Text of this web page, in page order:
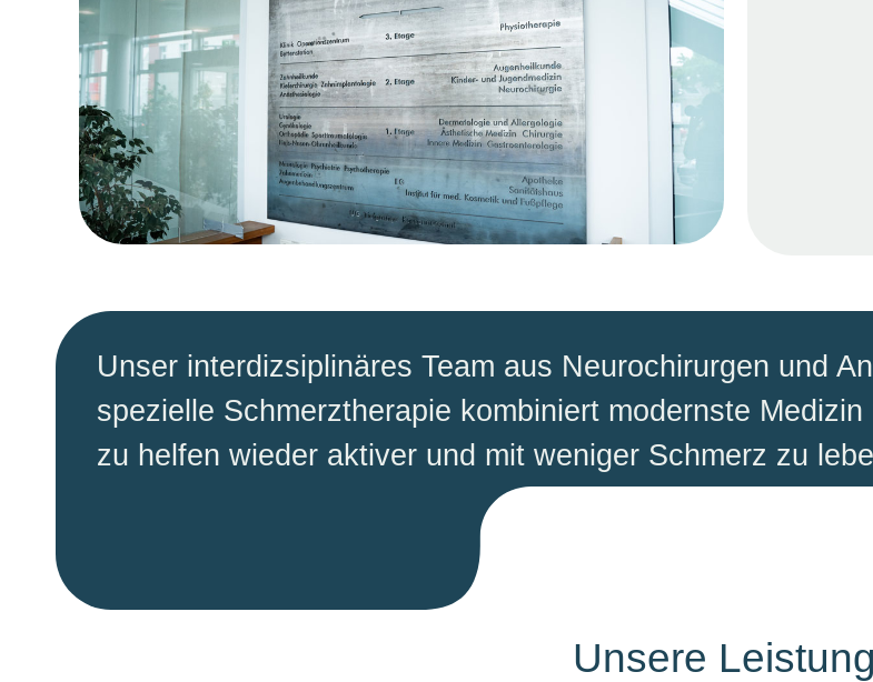
Unser interdizsiplinäres Team aus Neurochirurgen und
spezielle Schmerztherapie kombiniert modernste
zu helfen wieder aktiver und mit weniger Schmerz zu
Unsere